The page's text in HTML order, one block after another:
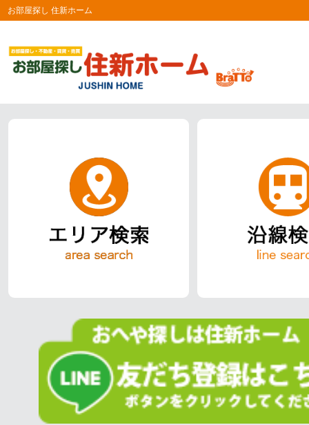
お部屋探し 住新ホーム